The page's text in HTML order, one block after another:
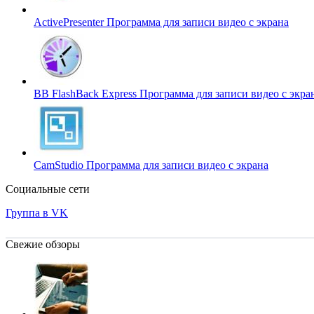
ActivePresenterПрограмма для записи видео c экрана
BB FlashBack Express Программа для записи видео c
CamStudio Программа для записи видео c экрана
Социальные сети
Группа в VK
Свежие обзоры